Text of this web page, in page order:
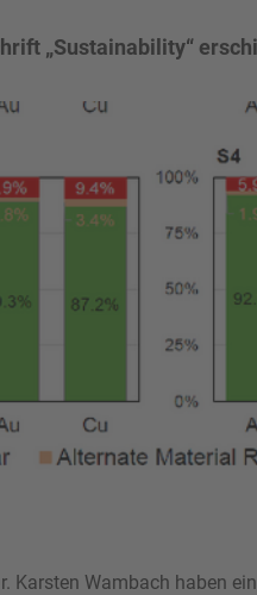
„Sustainability“
Karsten Wambach haben